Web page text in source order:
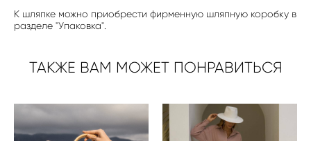
К шляпке можно приобрести фирменную шляпную коробку в
разделе "Упаковка".
ТАКЖЕ ВАМ МОЖЕТ ПОНРАВИТЬСЯ